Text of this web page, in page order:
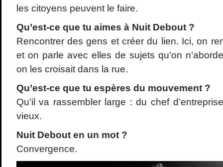
les citoyens peuvent le faire.
Qu’est-ce que tu aimes à Nuit Debout ?
Rencontrer des gens et créer du lien. Ici, on
et on parle avec elles de sujets qu’on
on les croisait dans la rue.
Qu’est-ce que tu espères du mouvement ?
Qu’il va rassembler large : du chef
vieux.
Nuit Debout en un mot ?
Convergence.